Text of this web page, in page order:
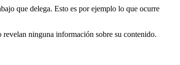
que delega. Esto es por ejemplo lo que ocurre
revelan ninguna información sobre su contenido.